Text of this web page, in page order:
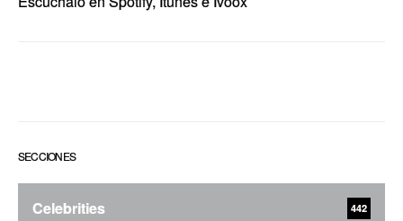
SECCIONES
Celebrities 442